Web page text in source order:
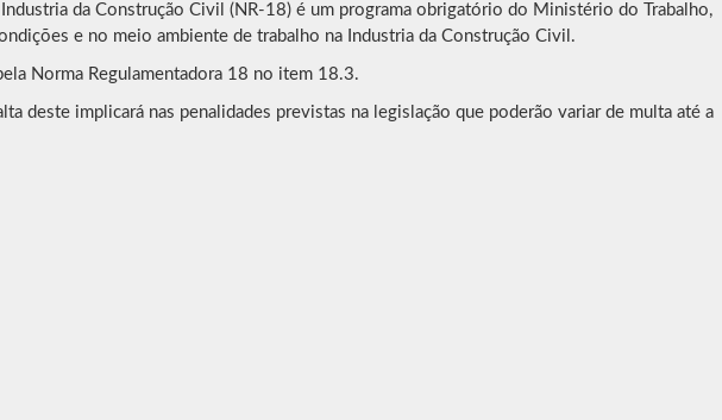
da Construção Civil (NR-18) é um programa obrigatório do Ministério do Trabalho,
e no meio ambiente de trabalho na Industria da Construção Civil.
Norma Regulamentadora 18 no item 18.3.
deste implicará nas penalidades previstas na legislação que poderão variar de multa até a